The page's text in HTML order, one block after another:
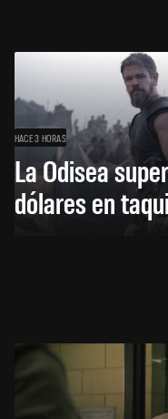
HACE 3 HORAS
La Odisea
dólares en